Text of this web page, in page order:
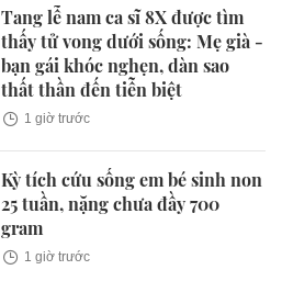
Tang lễ nam ca sĩ 8X được tìm
thấy tử vong dưới sống: Mẹ già -
bạn gái khóc nghẹn, dàn sao
thất thần đến tiễn biệt
1 giờ trước
Kỳ tích cứu sống em bé sinh non
25 tuần, nặng chưa đầy 700
gram
1 giờ trước